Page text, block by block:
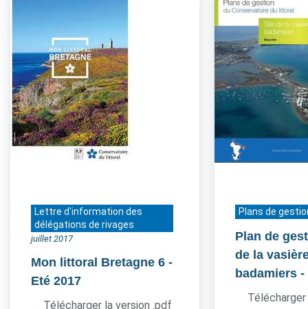
Lettre d'information des
délégations de rivages
juillet 2017
Mon littoral Bretagne 6 -
Eté 2017
Télécharger la version .pdf
Plans de
Plan de
de la
badamiers -